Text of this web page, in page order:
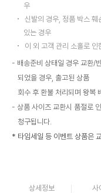
우
신발의 경우, 정품 박스 훼
있는 경우
이 외 고객 관리 소홀로
배송준비 상태일 경우 교환/
되었을 경우, 출고된 상품
회수 후 환불 처리되며 왕복
상품 사이즈 교환시 품절로
청구됩니다.
* 타임세일 등 이벤트 상품은
상세정보 사